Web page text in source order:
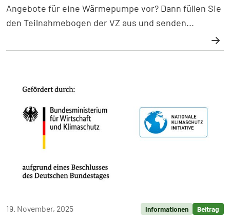
Angebote für eine Wärmepumpe vor? Dann füllen Sie
den Teilnahmebogen der VZ aus und senden...
Weiterlesen: Die Verbraucherzentrale vergleicht Ihre
19. November, 2025 Informationen Beitrag